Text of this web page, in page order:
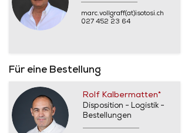
marc.vollgraff(at)isotosi.ch
027 452 23 64
Für eine Bestellung
Rolf Kalbermatten*
Disposition - Logistik -
Bestellungen